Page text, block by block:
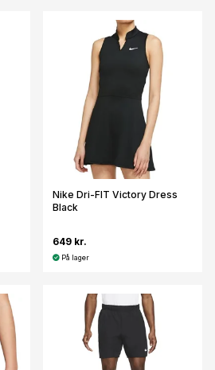
Nike Dri-FIT Victory Dress
Black
649 kr.
På lager